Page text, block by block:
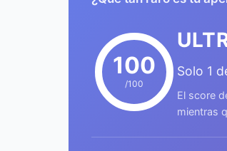
100
/100
Solo 1
El score
mientras